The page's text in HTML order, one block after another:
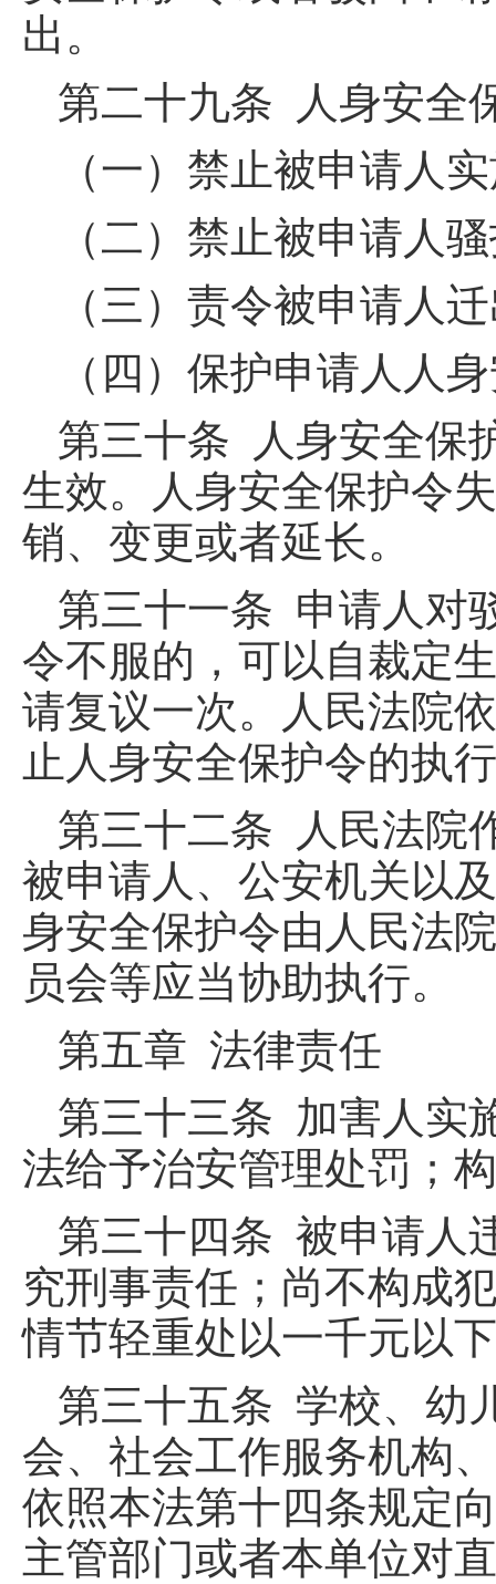
出。
第二十九条 人身安全
（一）禁止被申请人
（二）禁止被申请人
（三）责令被申请人
（四）保护申请人人
第三十条 人身安全保
生效。人身安全保护令
销、变更或者延长。
第三十一条 申请人对
令不服的，可以自裁定
请复议一次。人民法院
止人身安全保护令的执
第三十二条 人民法院
被申请人、公安机关以
身安全保护令由人民法
员会等应当协助执行。
第五章 法律责任
第三十三条 加害人实
法给予治安管理处罚；
第三十四条 被申请人
究刑事责任；尚不构成
情节轻重处以一千元以
第三十五条 学校、幼
会、社会工作服务机构
依照本法第十四条规定
主管部门或者本单位对